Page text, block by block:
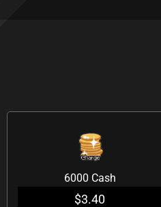
6000 Cash
$3.40